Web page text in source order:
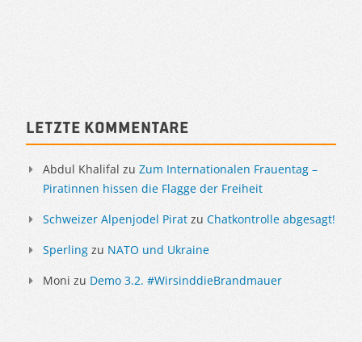
Sidebar
Letzte Kommentare
Abdul Khalifal zu Zum Internationalen Frauentag –
Piratinnen hissen die Flagge der Freiheit
Schweizer Alpenjodel Pirat zu Chatkontrolle abgesagt!
Sperling zu NATO und Ukraine
Moni zu Demo 3.2. #WirsinddieBrandmauer